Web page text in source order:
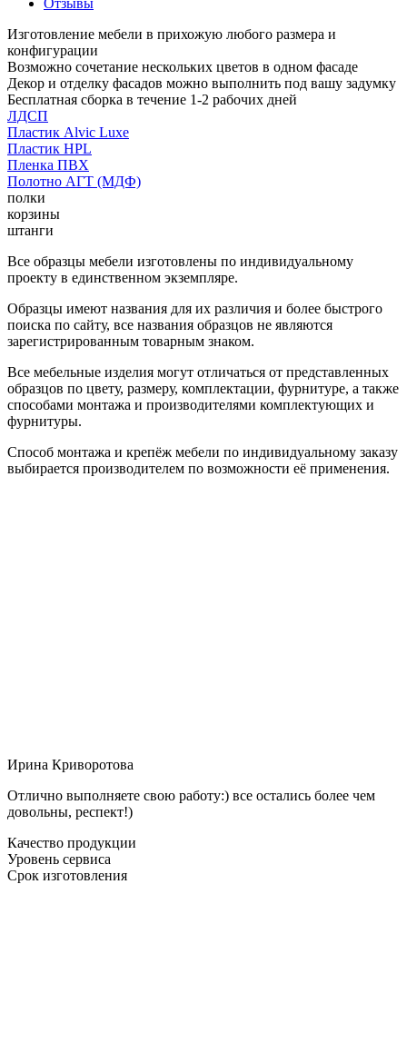
Изготовление мебели в прихожую любого размера и
конфигурации
Возможно сочетание нескольких цветов в одном фасаде
Декор и отделку фасадов можно выполнить под вашу задумку
Бесплатная сборка в течение 1-2 рабочих дней
ЛДСП
Пластик Alvic Luxe
Пластик HPL
Пленка ПВХ
Полотно АГТ (МДФ)
полки
корзины
штанги
Все образцы мебели изготовлены по индивидуальному
проекту в единственном экземпляре.
Образцы имеют названия для их различия и более быстрого
поиска по сайту, все названия образцов не являются
зарегистрированным товарным знаком.
Все мебельные изделия могут отличаться от представленных
образцов по цвету, размеру, комплектации, фурнитуре, а также
способами монтажа и производителями комплектующих и
фурнитуры.
Способ монтажа и крепёж мебели по индивидуальному заказу
выбирается производителем по возможности её применения.
Ирина Криворотова
Отлично выполняете свою работу:) все остались более чем
довольны, респект!)
Качество продукции
Уровень сервиса
Срок изготовления